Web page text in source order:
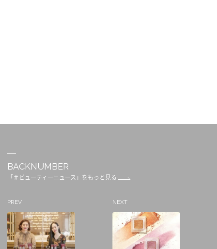
BACKNUMBER
「＃ビューティーニュース」をもっと見る
PREV NEXT